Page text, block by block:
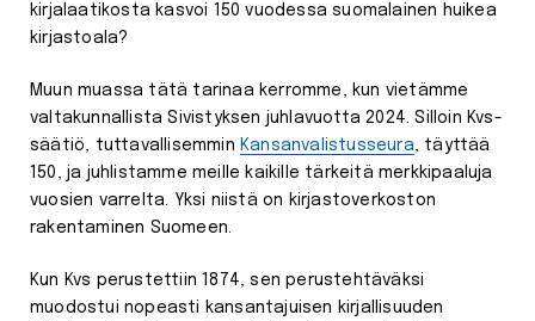
kirjalaatikosta kasvoi 150 vuodessa suomalainen huikea
kirjastoala?
Muun muassa tätä tarinaa kerromme, kun vietämme
valtakunnallista Sivistyksen juhlavuotta 2024. Silloin Kvs-
säätiö, tuttavallisemmin Kansanvalistusseura , täyttää
150, ja juhlistamme meille kaikille tärkeitä merkkipaaluja
vuosien varrelta. Yksi niistä on kirjastoverkoston
rakentaminen Suomeen.
Kun Kvs perustettiin 1874, sen perustehtäväksi
muodostui nopeasti kansantajuisen kirjallisuuden